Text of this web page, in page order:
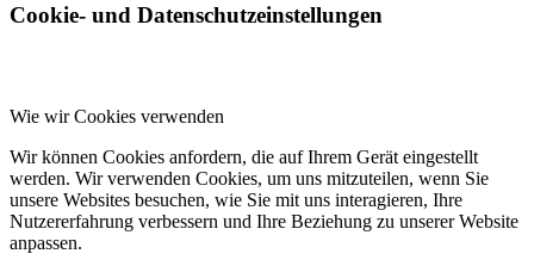
Cookie- und Datenschutzeinstellungen
Wie wir Cookies verwenden
Wir können Cookies anfordern, die auf Ihrem Gerät eingestellt
werden. Wir verwenden Cookies, um uns mitzuteilen, wenn Sie
unsere Websites besuchen, wie Sie mit uns interagieren, Ihre
Nutzererfahrung verbessern und Ihre Beziehung zu unserer Website
anpassen.